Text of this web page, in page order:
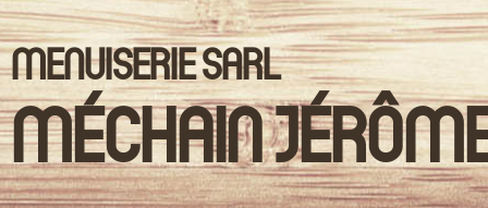
MENUISERIE SARL
MÉCHAIN